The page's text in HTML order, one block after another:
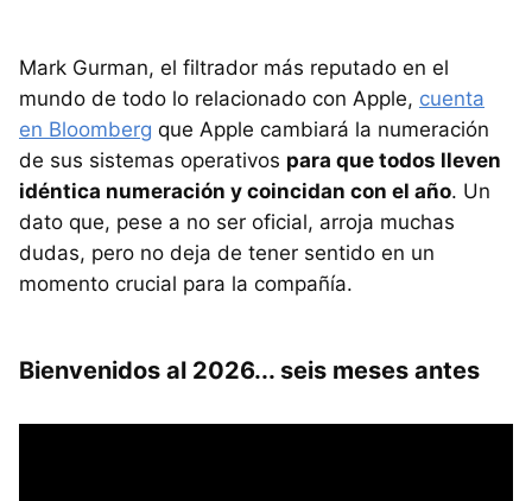
Mark Gurman, el filtrador más reputado en el
mundo de todo lo relacionado con Apple, cuenta
en Bloomberg que Apple cambiará la numeración
de sus sistemas operativos para que todos lleven
idéntica numeración y coincidan con el año. Un
dato que, pese a no ser oficial, arroja muchas
dudas, pero no deja de tener sentido en un
momento crucial para la compañía.
Bienvenidos al 2026... seis meses antes